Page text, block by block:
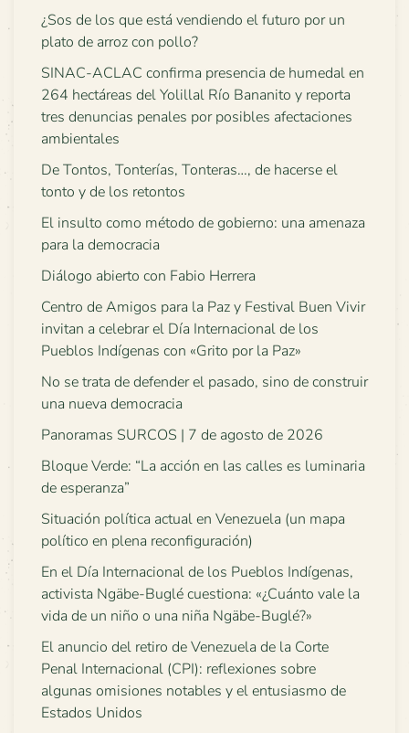
¿Sos de los que está vendiendo el futuro por un
plato de arroz con pollo?
SINAC-ACLAC confirma presencia de humedal en
264 hectáreas del Yolillal Río Bananito y reporta
tres denuncias penales por posibles afectaciones
ambientales
De Tontos, Tonterías, Tonteras…, de hacerse el
tonto y de los retontos
El insulto como método de gobierno: una amenaza
para la democracia
Diálogo abierto con Fabio Herrera
Centro de Amigos para la Paz y Festival Buen Vivir
invitan a celebrar el Día Internacional de los
Pueblos Indígenas con «Grito por la Paz»
No se trata de defender el pasado, sino de construir
una nueva democracia
Panoramas SURCOS | 7 de agosto de 2026
Bloque Verde: “La acción en las calles es luminaria
de esperanza”
Situación política actual en Venezuela (un mapa
político en plena reconfiguración)
En el Día Internacional de los Pueblos Indígenas,
activista Ngäbe-Buglé cuestiona: «¿Cuánto vale la
vida de un niño o una niña Ngäbe-Buglé?»
El anuncio del retiro de Venezuela de la Corte
Penal Internacional (CPI): reflexiones sobre
algunas omisiones notables y el entusiasmo de
Estados Unidos